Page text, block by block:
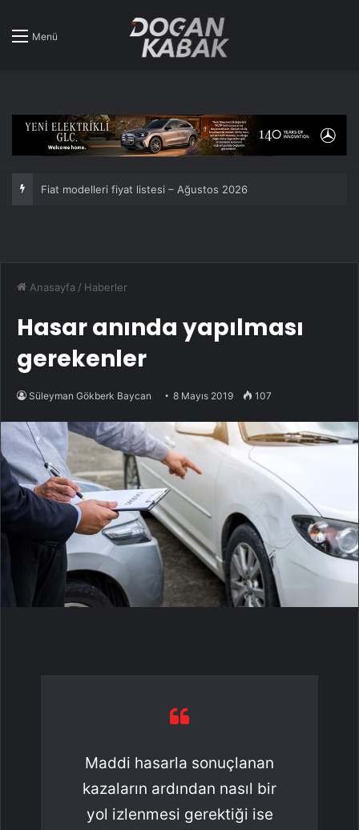
Menü
Fiat modelleri fiyat listesi – Ağustos 2026
Anasayfa / Haberler
Hasar anında yapılması
gerekenler
Süleyman Gökberk Baycan 8 Mayıs 2019 107
Maddi hasarla sonuçlanan
kazaların ardından nasıl bir
yol izlenmesi gerektiği ise